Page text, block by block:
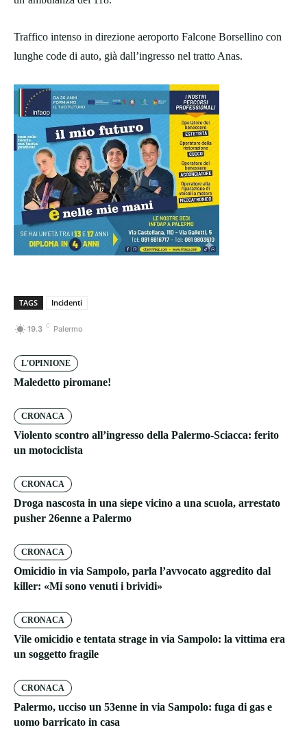
Traffico intenso in direzione aeroporto Falcone Borsellino con
lunghe code di auto, già dall’ingresso nel tratto Anas.
TAGS Incidenti
19.3 C Palermo
L'OPINIONE
Maledetto piromane!
CRONACA
Violento scontro all’ingresso della Palermo-Sciacca: ferito
un motociclista
CRONACA
Droga nascosta in una siepe vicino a una scuola, arrestato
pusher 26enne a Palermo
CRONACA
Omicidio in via Sampolo, parla l’avvocato aggredito dal
killer: «Mi sono venuti i brividi»
CRONACA
Vile omicidio e tentata strage in via Sampolo: la vittima era
un soggetto fragile
CRONACA
Palermo, ucciso un 53enne in via Sampolo: fuga di gas e
uomo barricato in casa